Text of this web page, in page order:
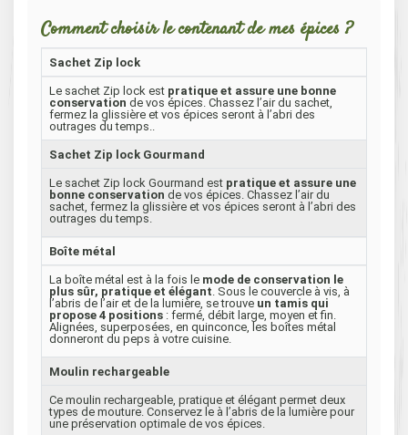
Comment choisir le contenant de mes épices ?
Sachet Zip lock
Le sachet Zip lock est pratique et assure une bonne
conservation de vos épices. Chassez l’air du sachet,
fermez la glissière et vos épices seront à l’abri des
outrages du temps..
Sachet Zip lock Gourmand
Le sachet Zip lock Gourmand est pratique et assure une
bonne conservation de vos épices. Chassez l’air du
sachet, fermez la glissière et vos épices seront à l’abri des
outrages du temps.
Boîte métal
La boîte métal est à la fois le mode de conservation le
plus sûr, pratique et élégant. Sous le couvercle à vis, à
l’abris de l’air et de la lumière, se trouve un tamis qui
propose 4 positions : fermé, débit large, moyen et fin.
Alignées, superposées, en quinconce, les boîtes métal
donneront du peps à votre cuisine.
Moulin rechargeable
Ce moulin rechargeable, pratique et élégant permet deux
types de mouture. Conservez le à l’abris de la lumière pour
une préservation optimale de vos épices.